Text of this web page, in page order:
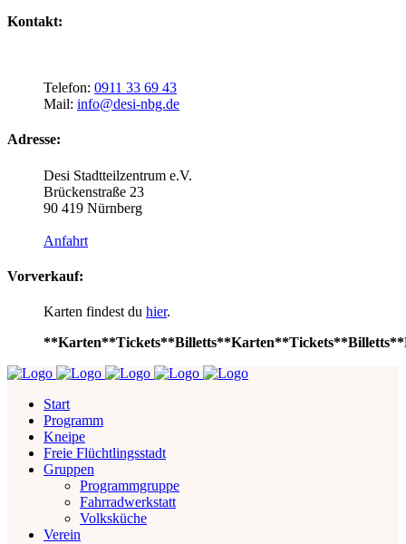
Kontakt:
Telefon: 0911 33 69 43
Mail: info@desi-nbg.de
Adresse:
Desi Stadtteilzentrum e.V.
Brückenstraße 23
90 419 Nürnberg
Anfahrt
Vorverkauf:
Karten findest du hier.
Start
Programm
Kneipe
Freie Flüchtlingsstadt
Gruppen
Programmgruppe
Fahrradwerkstatt
Volksküche
Verein